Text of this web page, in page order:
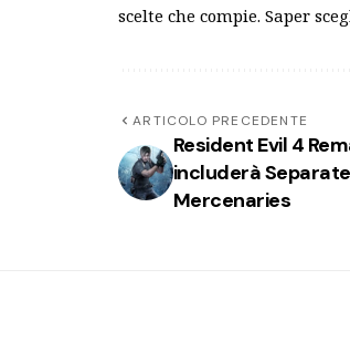
scelte che compie. Saper
ARTICOLO PRECEDENTE
Resident Evil 4
includerà
Mercenaries